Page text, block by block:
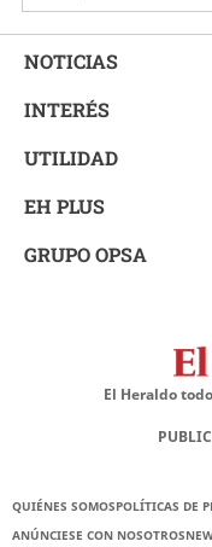
NOTICIAS
INTERÉS
UTILIDAD
EH PLUS
GRUPO OPSA
El Heraldo
QUIÉNES SOMOSPOLÍTICAS DE
ANÚNCIESE CON NOSOTROS